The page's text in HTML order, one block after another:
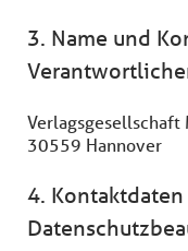
3. Name und
Verlagsgesellschaft
30559 Hannover
4. Kontaktdaten